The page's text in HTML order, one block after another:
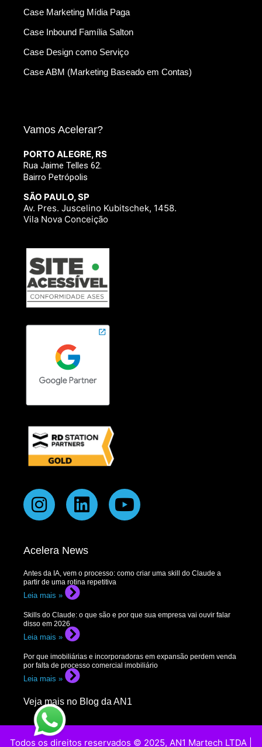
Case Marketing Mídia Paga
Case Inbound Família Salton
Case Design como Serviço
Case ABM (Marketing Baseado em Contas)
Vamos Acelerar?
PORTO ALEGRE, RS
Rua Jaime Telles 62.
Bairro Petrópolis
SÃO PAULO, SP
Av. Pres. Juscelino Kubitschek, 1458.
Vila Nova Conceição
Acelera News
Antes da IA, vem o processo: como criar uma skill do Claude a
partir de uma rotina repetitiva
Leia mais »
Skills do Claude: o que são e por que sua empresa vai ouvir falar
disso em 2026
Leia mais »
Por que imobiliárias e incorporadoras em expansão perdem venda
por falta de processo comercial imobiliário
Leia mais »
Veja mais no Blog da AN1
Todos os direitos reservados © 2025, AN1 Martech LTDA |